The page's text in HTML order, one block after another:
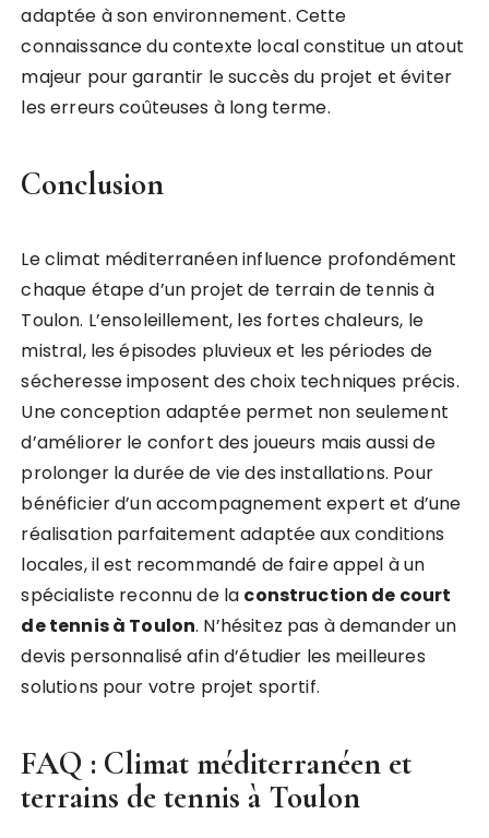
adaptée à son environnement. Cette
connaissance du contexte local constitue un atout
majeur pour garantir le succès du projet et éviter
les erreurs coûteuses à long terme.
Conclusion
Le climat méditerranéen influence profondément
chaque étape d’un projet de terrain de tennis à
Toulon. L’ensoleillement, les fortes chaleurs, le
mistral, les épisodes pluvieux et les périodes de
sécheresse imposent des choix techniques précis.
Une conception adaptée permet non seulement
d’améliorer le confort des joueurs mais aussi de
prolonger la durée de vie des installations. Pour
bénéficier d’un accompagnement expert et d’une
réalisation parfaitement adaptée aux conditions
locales, il est recommandé de faire appel à un
spécialiste reconnu de la construction de court
de tennis à Toulon. N’hésitez pas à demander un
devis personnalisé afin d’étudier les meilleures
solutions pour votre projet sportif.
FAQ : Climat méditerranéen et
terrains de tennis à Toulon